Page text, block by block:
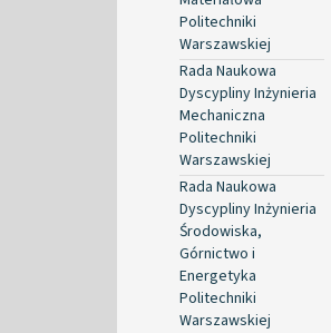
Politechniki
Warszawskiej
Rada Naukowa
Dyscypliny Inżynieria
Mechaniczna
Politechniki
Warszawskiej
Rada Naukowa
Dyscypliny Inżynieria
Środowiska,
Górnictwo i
Energetyka
Politechniki
Warszawskiej